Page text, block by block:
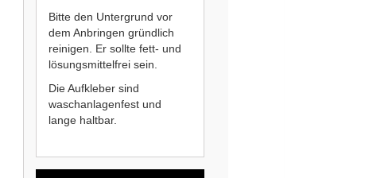
Bitte den Untergrund vor
dem Anbringen gründlich
reinigen. Er sollte fett- und
lösungsmittelfrei sein.
Die Aufkleber sind
waschanlagenfest und
lange haltbar.